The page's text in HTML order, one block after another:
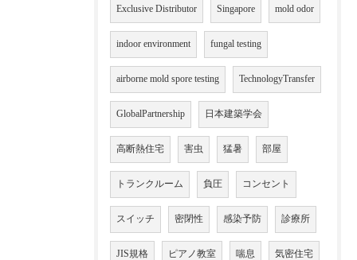
Exclusive Distributor Singapore mold odor
indoor environment fungal testing
airborne mold spore testing TechnologyTransfer
GlobalPartnership 日本建築学会
高断熱住宅 害虫 猛暑 部屋
トランクルーム 負圧 コンセント
スイッチ 密閉性 感染予防 診療所
JIS規格 ピアノ教室 喘息 気密住宅